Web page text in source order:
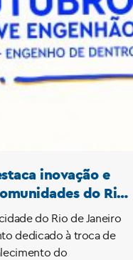
inovação e
do Rio
do Rio de Janeiro
dedicado à troca de
do